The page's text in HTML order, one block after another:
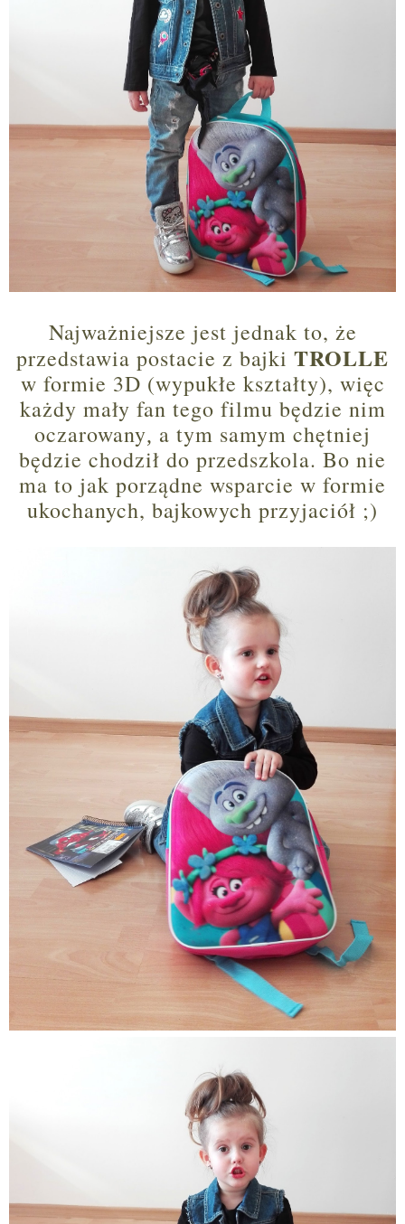
Najważniejsze jest jednak to, że
przedstawia postacie z bajki TROLLE
w formie 3D (wypukłe kształty), więc
każdy mały fan tego filmu będzie nim
oczarowany, a tym samym chętniej
będzie chodził do przedszkola. Bo nie
ma to jak porządne wsparcie w formie
ukochanych, bajkowych przyjaciół ;)